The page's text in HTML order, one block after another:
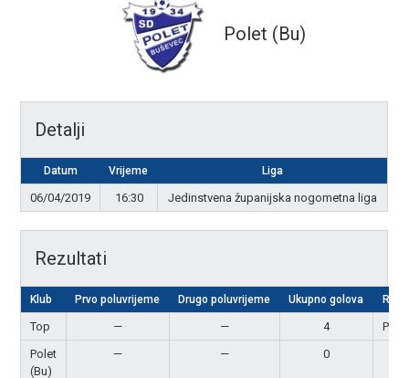
Polet (Bu)
Detalji
Datum Vrijeme Liga
06/04/2019 16:30 Jedinstvena županijska nogometna liga
Rezultati
Klub Prvo poluvrijeme Drugo poluvrijeme Ukupno golova
Top — — 4
Polet
(Bu)
— — 0